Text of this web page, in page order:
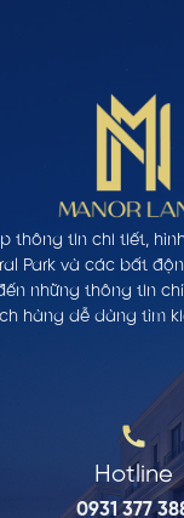
thông tin chi tiết,
Park và các bất
những thông tin
hàng dễ dàng tìm
Hotline
0931 377